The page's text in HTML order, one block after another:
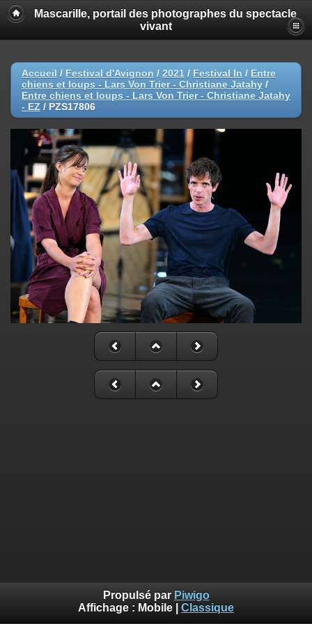
Mascarille, portail des photographes du spectacle
vivant
Accueil / Festival d'Avignon / 2021 / Festival In / Entre
chiens et loups - Lars Von Trier - Christiane Jatahy /
Entre chiens et loups - Lars Von Trier - Christiane Jatahy
- EZ / PZS17806
Propulsé par Piwigo
Affichage : Mobile Classique